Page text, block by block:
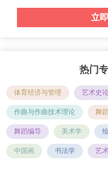
热门
体育经济与管理 艺术史论
作曲与作曲技术理论 舞
舞蹈编导 美术学
中国画 书法学 艺